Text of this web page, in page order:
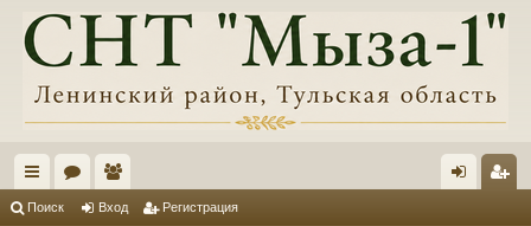
с ол
Поиск Вход Регистрация